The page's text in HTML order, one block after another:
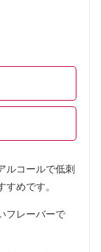
ルコールで低刺
めです。
フレーバーで